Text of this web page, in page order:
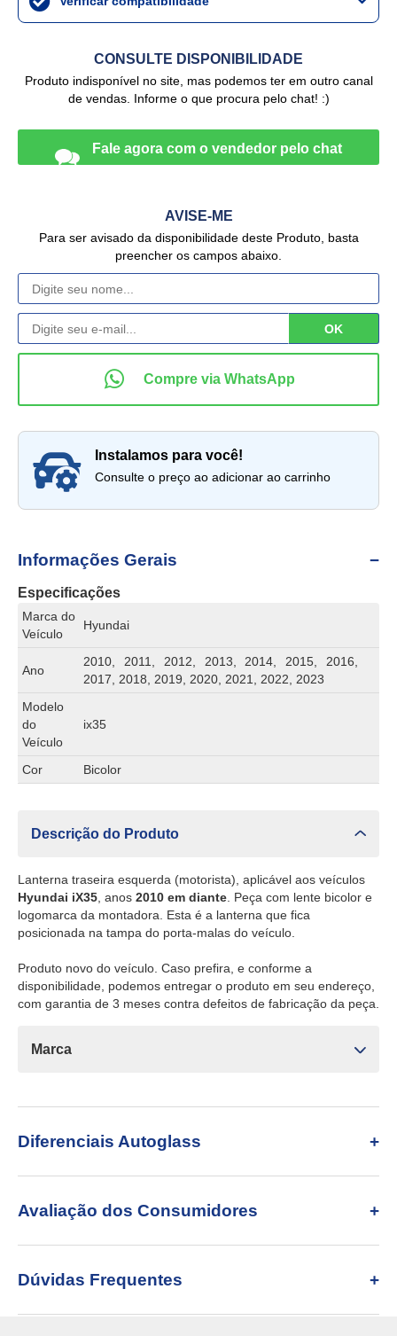
CONSULTE DISPONIBILIDADE
Produto indisponível no site, mas podemos ter em outro canal
de vendas. Informe o que procura pelo chat! :)
AVISE-ME
Para ser avisado da disponibilidade deste Produto, basta
preencher os campos abaixo.
instalamos para você!
Consulte o preço ao adicionar ao carrinho
Informações Gerais
Especificações
Marca do
Veículo
Hyundai
Ano
2010, 2011, 2012, 2013, 2014, 2015, 2016,
2017, 2018, 2019, 2020, 2021, 2022, 2023
Modelo
do
Veículo
ix35
Cor Bicolor
Descrição do Produto
Lanterna traseira esquerda (motorista), aplicável aos veículos
Hyundai iX35 , anos 2010 em diante . Peça com lente bicolor e
logomarca da montadora. Esta é a lanterna que fica
posicionada na tampa do porta-malas do veículo.
Produto novo do veículo. Caso prefira, e conforme a
disponibilidade, podemos entregar o produto em seu endereço,
com garantia de 3 meses contra defeitos de fabricação da peça.
Marca
Diferenciais Autoglass
Avaliação dos Consumidores
Dúvidas Frequentes